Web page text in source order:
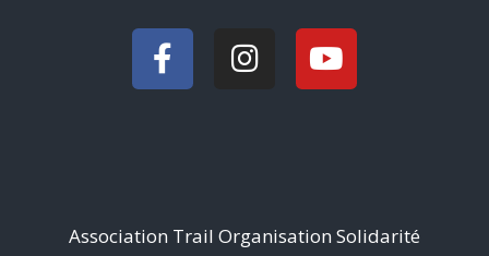
Association Trail Organisation Solidarité